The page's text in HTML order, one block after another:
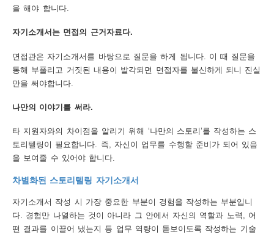
을 해야 합니다.
자기소개서는 면접의 근거자료다.
면접관은 자기소개서를 바탕으로 질문을 하게 됩니다. 이 때 질문을
통해 부풀리고 거짓된 내용이 발각되면 면접자를 불신하게 되니 진실
만을 써야합니다.
나만의 이야기를 써라.
타 지원자와의 차이점을 알리기 위해 ‘나만의 스토리’를 작성하는 스
토리텔링이 필요합니다. 즉, 자신이 업무를 수행할 준비가 되어 있음
을 보여줄 수 있어야 합니다.
차별화된 스토리텔링 자기소개서
자기소개서 작성 시 가장 중요한 부분이 경험을 작성하는 부분입니
다. 경험만 나열하는 것이 아니라 그 안에서 자신의 역할과 노력, 어
떤 결과를 이끌어 냈는지 등 업무 역량이 돋보이도록 작성하는 기술
미
취
사
안
내